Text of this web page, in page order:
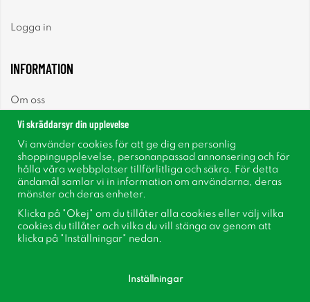
Logga in
INFORMATION
Om oss
Nyhetsbrev
Om cookies
Inspiration
Vi skräddarsyr din upplevelse
Vi använder cookies för att ge dig en personlig
shoppingupplevelse, personanpassad annonsering och för
hålla våra webbplatser tillförlitliga och säkra. För detta
ändamål samlar vi in information om användarna, deras
mönster och deras enheter.
Klicka på "Okej" om du tillåter alla cookies eller välj vilka
cookies du tillåter och vilka du vill stänga av genom att
klicka på "Inställningar" nedan.
Inställningar